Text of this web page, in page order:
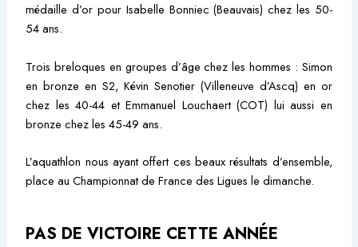
médaille d’or pour Isabelle Bonniec (Beauvais) chez les 50-
54 ans.
Trois breloques en groupes d’âge chez les hommes : Simon
en bronze en S2, Kévin Senotier (Villeneuve d’Ascq) en or
chez les 40-44 et Emmanuel Louchaert (COT) lui aussi en
bronze chez les 45-49 ans.
L’aquathlon nous ayant offert ces beaux résultats d’ensemble,
place au Championnat de France des Ligues le dimanche.
PAS DE VICTOIRE CETTE ANNÉE